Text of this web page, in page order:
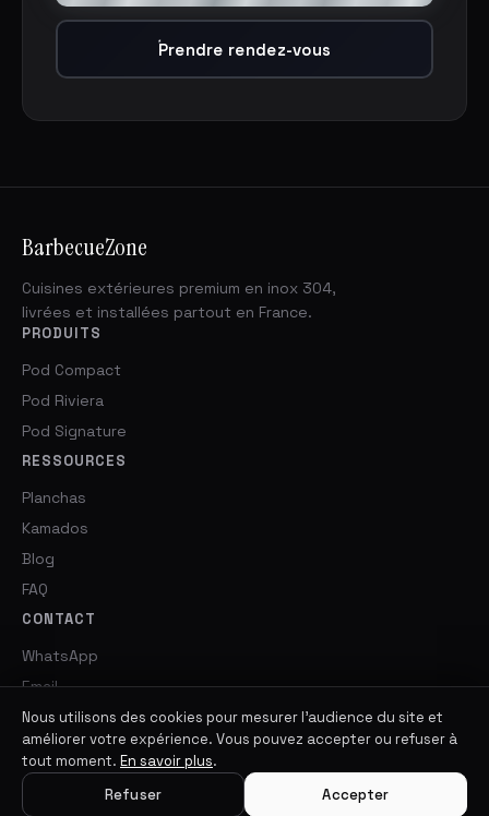
Prendre rendez-vous
BarbecueZone
Cuisines extérieures premium en inox 304,
livrées et installées partout en France.
PRODUITS
Pod Compact
Pod Riviera
Pod Signature
RESSOURCES
Planchas
Kamados
Blog
FAQ
CONTACT
WhatsApp
Email
© 2026 BarbecueZone. Tous droits réservés.
Mentions légales · Politique de confidentialité · CGV
Nous utilisons des cookies pour mesurer l'audience du site et
améliorer votre expérience. Vous pouvez accepter ou refuser à
tout moment. En savoir plus.
Refuser
Accepter